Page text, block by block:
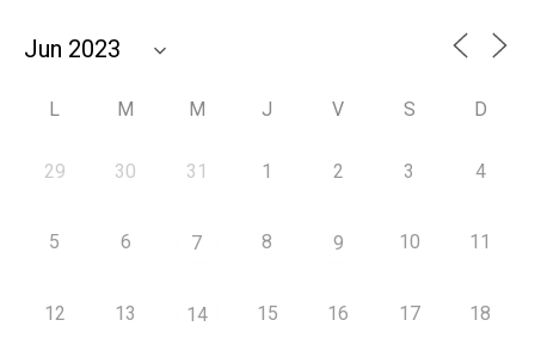
L M M J V S D
29 30 31 1 2 3 4
5 6 7 8 9 10 11
12 13 14 15 16 17 18